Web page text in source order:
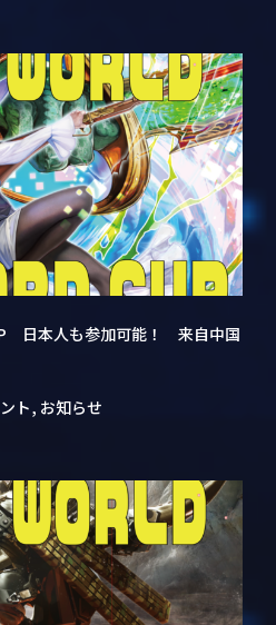
日本人も参加可能！ 来自中国
ト, お知らせ